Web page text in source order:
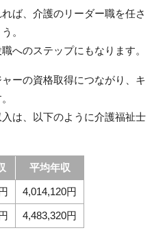
ば、介護のリーダー職を任さ
。
へのステップにもなります。
ーの資格取得につながり、キ
は、以下のように介護福祉士
平均年収
4,014,120円
4,483,320円